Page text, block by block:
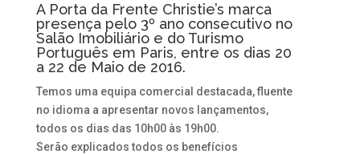
A Porta da Frente Christie’s marca
presença pelo 3º ano consecutivo no
Salão Imobiliário e do Turismo
Português em Paris, entre os dias 20
a 22 de Maio de 2016.
Temos uma equipa comercial destacada, fluente
no idioma a apresentar novos lançamentos,
todos os dias das 10h00 às 19h00.
Serão explicados todos os benefícios